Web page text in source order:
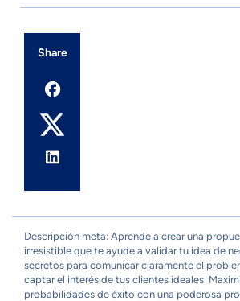
Share
Descripción meta: Aprende a crear una
irresistible que te ayude a validar tu idea de
secretos para comunicar claramente el
captar el interés de tus clientes ideales.
probabilidades de éxito con una poderosa